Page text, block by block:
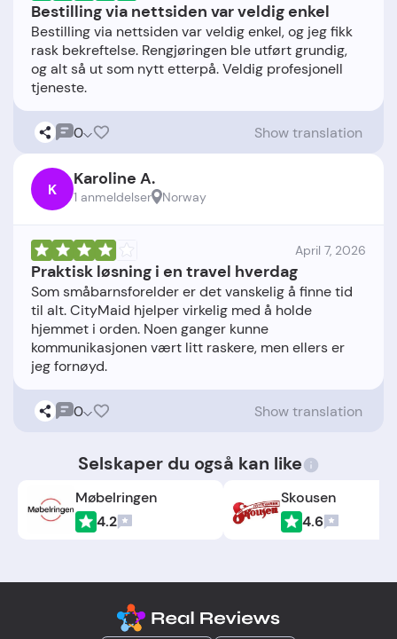
Bestilling via nettsiden var veldig enkel
Bestilling via nettsiden var veldig enkel, og jeg fikk
rask bekreftelse. Rengjøringen ble utført grundig,
og alt så ut som nytt etterpå. Veldig profesjonell
0 Show translation
K Karoline A.
1 anmeldelser Norway
April 7, 2026
Praktisk løsning i en travel hverdag
Som småbarnsforelder er det vanskelig å finne tid
til alt. CityMaid hjelper virkelig med å holde
hjemmet i orden. Noen ganger kunne
kommunikasjonen vært litt raskere, men ellers er
0 Show translation
Selskaper du også kan like
Møbelringen
4.2
Skousen
4.6